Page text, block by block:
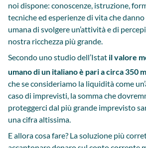
noi dispone: conoscenze, istruzione,
tecniche ed esperienze di vita che
umana di svolgere un’attività e di
nostra ricchezza più grande.
Secondo uno studio dell’Istat il valore
umano di un italiano è pari a circa 350
che se consideriamo la liquidità come
caso di imprevisti, la somma che
proteggerci dal più grande imprevisto
una cifra altissima.
E allora cosa fare? La soluzione più